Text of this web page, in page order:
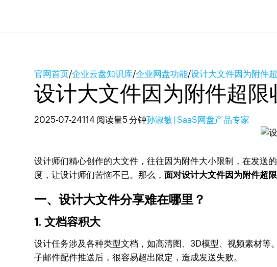
官网首页/企业云盘知识库/企业网盘功能/设计大文件因为附件
设计大文件因为附件超限
2025-07-24114 阅读量5 分钟孙淑敏 | SaaS网盘产品专家
设计师们精心创作的大文件，往往因为附件大小限制，在发送
度，让设计师们苦恼不已。那么，面对设计大文件因为附件超
一、设计大文件分享难在哪里？
1. 文档容积大
设计任务涉及各种类型文档，如高清图、3D模型、视频素材
子邮件配件推送后，很容易超出限定，造成发送失败。